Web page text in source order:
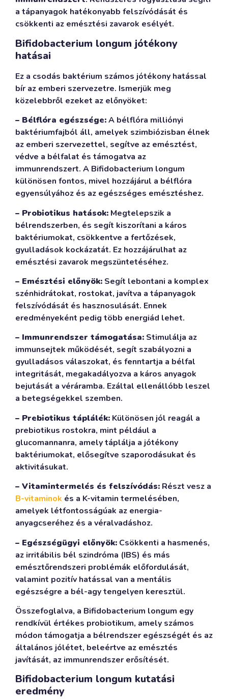
a tápanyagok hatékonyabb felszívódását és
csökkenti az emésztési zavarok esélyét.
Bifidobacterium longum jótékony
hatásai
Ez a csodás baktérium számos jótékony hatással
bír az emberi szervezetre. Ismerjük meg
közelebbről ezeket az előnyöket:
– Bélflóra egészsége:A bélflóra milliónyi
baktériumfajból áll, amelyek szimbiózisban élnek
az emberi szervezettel, segítve az emésztést,
védve a bélfalat és támogatva az
immunrendszert. A Bifidobacterium longum
különösen fontos, mivel hozzájárul a bélflóra
egyensúlyához és az egészséges emésztéshez.
– Probiotikus hatások: Megtelepszik a
bélrendszerben, és segít kiszorítani a káros
baktériumokat, csökkentve a fertőzések,
gyulladások kockázatát. Ez hozzájárulhat az
emésztési zavarok megszüntetéséhez.
– Emésztési előnyök: Segít lebontani a komplex
szénhidrátokat, rostokat, javítva a tápanyagok
felszívódását és hasznosulását. Ennek
eredményeként pedig több energiád lehet.
– Immunrendszer támogatása: Stimulálja az
immunsejtek működését, segít szabályozni a
gyulladásos válaszokat, és fenntartja a bélfal
integritását, megakadályozva a káros anyagok
bejutását a véráramba. Ezáltal ellenállóbb leszel
a betegségekkel szemben.
– Prebiotikus táplálék: Különösen jól reagál a
prebiotikus rostokra, mint például a
glucomannanra, amely táplálja a jótékony
baktériumokat, elősegítve szaporodásukat és
aktivitásukat.
– Vitamintermelés és felszívódás: Részt vesz a
B-vitaminok és a K-vitamin termelésében,
amelyek létfontosságúak az energia-
anyagcseréhez és a véralvadáshoz.
– Egészségügyi előnyök: Csökkenti a hasmenés,
az irritábilis bél szindróma (IBS) és más
emésztőrendszeri problémák előfordulását,
valamint pozitív hatással van a mentális
egészségre a bél-agy tengelyen keresztül.
Összefoglalva, a Bifidobacterium longum egy
rendkívül értékes probiotikum, amely számos
módon támogatja a bélrendszer egészségét és az
általános jólétet, beleértve az emésztés
javítását, az immunrendszer erősítését.
Bifidobacterium longum kutatási
eredmény